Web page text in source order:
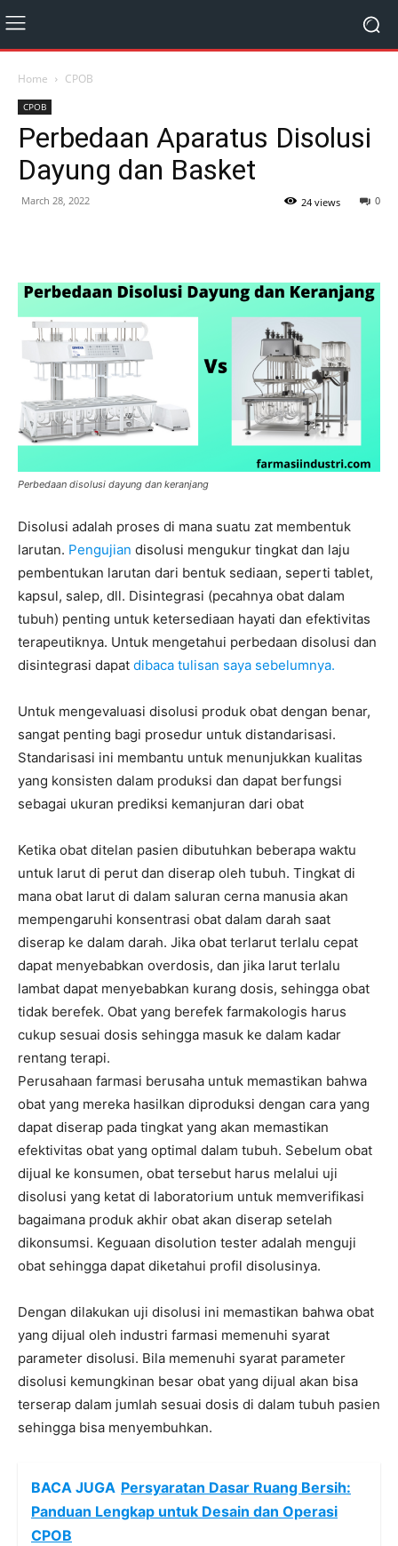
Home CPOB
CPOB
Perbedaan Aparatus Disolusi
Dayung dan Basket
March 28, 2022 0
24 views
Perbedaan disolusi dayung dan keranjang
Disolusi adalah proses di mana suatu zat membentuk
larutan. Pengujian disolusi mengukur tingkat dan laju
pembentukan larutan dari bentuk sediaan, seperti tablet,
kapsul, salep, dll. Disintegrasi (pecahnya obat dalam
tubuh) penting untuk ketersediaan hayati dan efektivitas
terapeutiknya. Untuk mengetahui perbedaan disolusi dan
disintegrasi dapat dibaca tulisan saya sebelumnya.
Untuk mengevaluasi disolusi produk obat dengan benar,
sangat penting bagi prosedur untuk distandarisasi.
Standarisasi ini membantu untuk menunjukkan kualitas
yang konsisten dalam produksi dan dapat berfungsi
sebagai ukuran prediksi kemanjuran dari obat
Ketika obat ditelan pasien dibutuhkan beberapa waktu
untuk larut di perut dan diserap oleh tubuh. Tingkat di
mana obat larut di dalam saluran cerna manusia akan
mempengaruhi konsentrasi obat dalam darah saat
diserap ke dalam darah. Jika obat terlarut terlalu cepat
dapat menyebabkan overdosis, dan jika larut terlalu
lambat dapat menyebabkan kurang dosis, sehingga obat
tidak berefek. Obat yang berefek farmakologis harus
cukup sesuai dosis sehingga masuk ke dalam kadar
rentang terapi.
Perusahaan farmasi berusaha untuk memastikan bahwa
obat yang mereka hasilkan diproduksi dengan cara yang
dapat diserap pada tingkat yang akan memastikan
efektivitas obat yang optimal dalam tubuh. Sebelum obat
dijual ke konsumen, obat tersebut harus melalui uji
disolusi yang ketat di laboratorium untuk memverifikasi
bagaimana produk akhir obat akan diserap setelah
dikonsumsi. Keguaan disolution tester adalah menguji
obat sehingga dapat diketahui profil disolusinya.
Dengan dilakukan uji disolusi ini memastikan bahwa obat
yang dijual oleh industri farmasi memenuhi syarat
parameter disolusi. Bila memenuhi syarat parameter
disolusi kemungkinan besar obat yang dijual akan bisa
terserap dalam jumlah sesuai dosis di dalam tubuh pasien
sehingga bisa menyembuhkan.
BACA JUGA Persyaratan Dasar Ruang Bersih:
Panduan Lengkap untuk Desain dan Operasi
CPOB